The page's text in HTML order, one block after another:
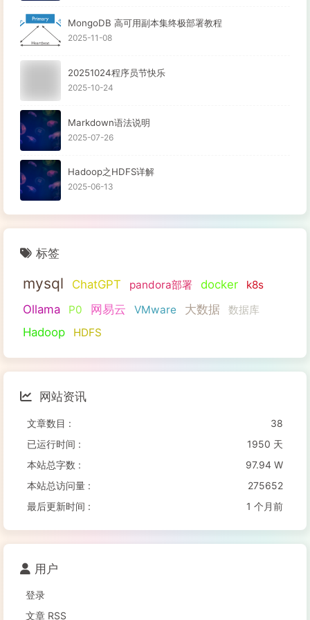
MongoDB 高可用副本集终极部署教程
2025-11-08
20251024程序员节快乐
2025-10-24
Markdown语法说明
2025-07-26
Hadoop之HDFS详解
2025-06-13
标签
mysql ChatGPT pandora部署 docker k8s
Ollama P0 网易云 VMware 大数据 数据库
Hadoop HDFS
网站资讯
文章数目 :
38
已运行时间 :
1950 天
本站总字数 :
97.94 W
本站总访问量 :
275652
最后更新时间 :
1 个月前
用户
登录
文章 RSS